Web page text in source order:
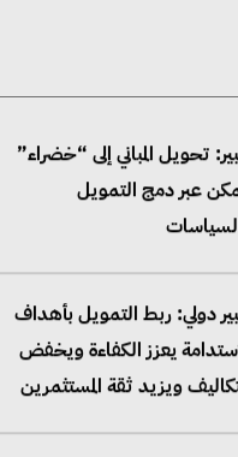
تحويل المباني إلى “خضراء”
عبر دمج التمويل
دولي: ربط التمويل بأهداف
يعزز الكفاءة ويخفض
ويزيد ثقة المستثمرين